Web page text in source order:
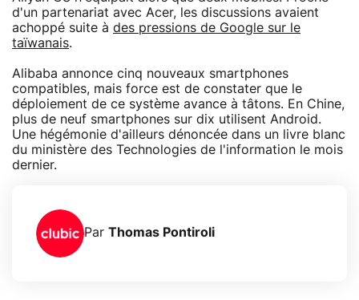
d'un partenariat avec Acer, les discussions avaient
achoppé suite à des pressions de Google sur le
taïwanais.
Alibaba annonce cinq nouveaux smartphones
compatibles, mais force est de constater que le
déploiement de ce système avance à tâtons. En Chine,
plus de neuf smartphones sur dix utilisent Android.
Une hégémonie d'ailleurs dénoncée dans un livre blanc
du ministère des Technologies de l'information le mois
dernier.
Par Thomas Pontiroli